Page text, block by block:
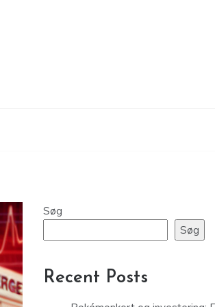
Søg
Søg
Recent Posts